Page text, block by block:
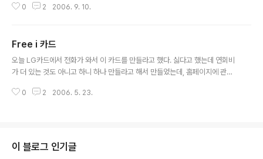
므로 꼭 미리 확인할 것. 그리고 컴사가 모든 카드를 다 알고 있는 것은 아니다.
외여행을 많이 가지 않을까?) 카드별로 정리하였고 또한 면세점 별로 정리하였
다. 카드 위주로 봐도 되겠고, 가려고 하는 면세점 위주로 편한 것을 보면 되겠
다. * 주의사항 * 대부분 면세점의 할인율은 5~10% 이런 식으로 되어 있는데..
0 2 2006. 9. 10.
Free i 카드
오늘 LG카드에서 전화가 와서 이 카드를 만들라고 했다. 싫다고 했는데 연회비
가 더 있는 것도 아니고 하니 하나 만들라고 해서 만들었는데, 홈페이지에 관련
의 사용법에 대하여 적어드리니 참고바랍니다. Free-i 카드는 장기 할부시 할
니다. 세번째로, 8,10,12,14,16,18개월로 장기 할부시 후반부 무이자 서비스가
있습니다. 쉬운예로 10개월 할부로 구매하였다면 1~5개월 동안은 원금+수수
0 2 2006. 5. 23.
이 블로그 인기글